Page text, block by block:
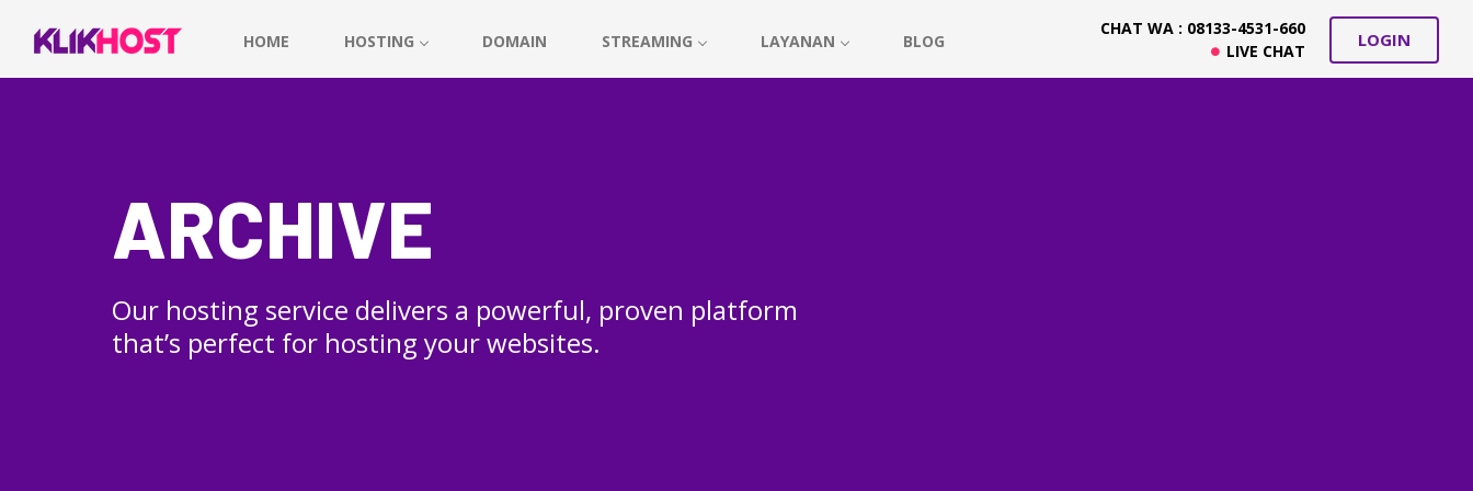
HOME HOSTING DOMAIN STREAMING LAYANAN BLOG
CHAT WA : 08133-4531-660
LIVE CHAT
LOGIN
ARCHIVE
Our hosting service delivers a powerful, proven platform
that’s perfect for hosting your websites.